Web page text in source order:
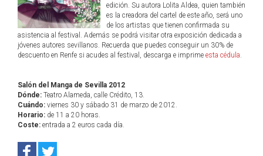
edición. Su autora Lolita Aldea, quien también
es la creadora del cartel de este año, será uno
de los artistas que tienen confirmada su
asistencia al festival. Además se podrá visitar otra exposición dedicada a
jóvenes autores sevillanos. Recuerda que puedes conseguir un 30% de
descuento en Renfe si acudes al festival, descarga e imprime esta cédula.
Salón del Manga de Sevilla 2012
Dónde: Teatro Alameda, calle Crédito, 13.
Cuándo: viernes 30 y sábado 31 de marzo de 2012.
Horario: de 11 a 20 horas.
Coste: entrada a 2 euros cada día.